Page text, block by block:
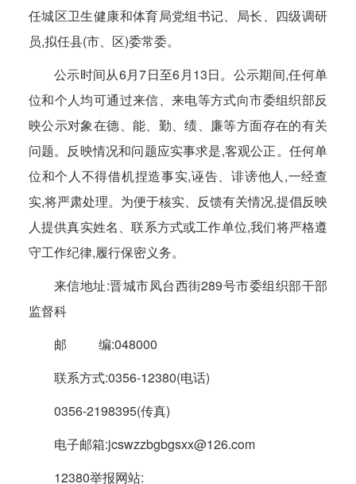
任城区卫生健康和体育局党组书记、局长、四级调研
员,拟任县(市、区)委常委。
公示时间从6月7日至6月13日。公示期间,任何单
位和个人均可通过来信、来电等方式向市委组织部反
映公示对象在德、能、勤、绩、廉等方面存在的有关
问题。反映情况和问题应实事求是,客观公正。任何单
位和个人不得借机捏造事实,诬告、诽谤他人,一经查
实,将严肃处理。为便于核实、反馈有关情况,提倡反映
人提供真实姓名、联系方式或工作单位,我们将严格遵
守工作纪律,履行保密义务。
来信地址:晋城市凤台西街289号市委组织部干部
监督科
邮 编:048000
联系方式:0356-12380(电话)
0356-2198395(传真)
电子邮箱:jcswzzbgbgsxx@126.com
12380举报网站: